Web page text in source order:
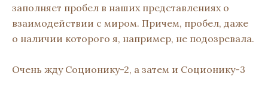
заполняет пробел в наших представлениях о
взаимодействии с миром. Причем, пробел, даже
о наличии которого я, например, не подозревала.
Очень жду Соционику-2, а затем и Соционику-3